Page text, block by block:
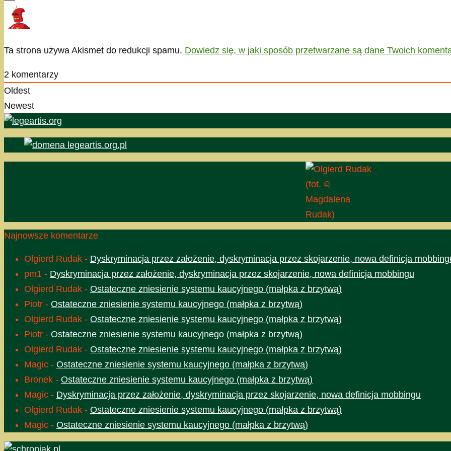
Ta strona używa Akismet do redukcji spamu. Dowiedz się, w jaki sposób przetwarzane są dane Twoich
2 komentarzy
Oldest
Newest
(fot. ©
Magdalena
Rudak)
Najnowsze komentarze
Olgierd Rudak - Dyskryminacja przez założenie, dyskryminacja przez skojarzenie, nowa definicja
pm1 - Dyskryminacja przez założenie, dyskryminacja przez skojarzenie, nowa definicja mobbingu
Olgierd Rudak - Ostateczne zniesienie systemu kaucyjnego (małpka z brzytwą)
Piotr - Ostateczne zniesienie systemu kaucyjnego (małpka z brzytwą)
Olgierd Rudak - Ostateczne zniesienie systemu kaucyjnego (małpka z brzytwą)
Piotr - Ostateczne zniesienie systemu kaucyjnego (małpka z brzytwą)
Olgierd Rudak - Ostateczne zniesienie systemu kaucyjnego (małpka z brzytwą)
Magic - Ostateczne zniesienie systemu kaucyjnego (małpka z brzytwą)
Bronek - Ostateczne zniesienie systemu kaucyjnego (małpka z brzytwą)
Magic - Dyskryminacja przez założenie, dyskryminacja przez skojarzenie, nowa definicja mobbingu
Olgierd Rudak - Ostateczne zniesienie systemu kaucyjnego (małpka z brzytwą)
Magic - Ostateczne zniesienie systemu kaucyjnego (małpka z brzytwą)